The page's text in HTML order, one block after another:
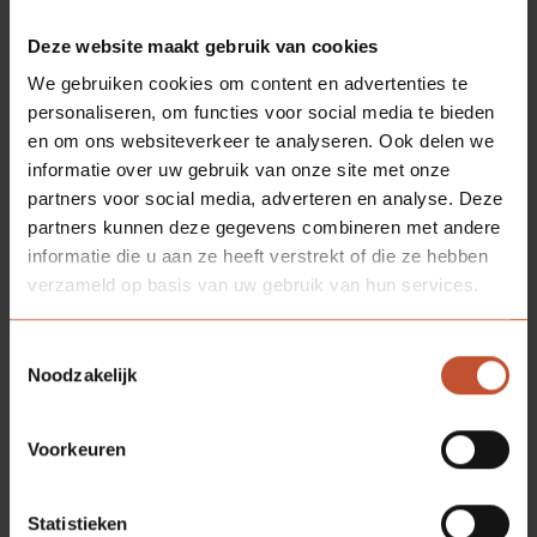
Deze website maakt gebruik van cookies
We gebruiken cookies om content en advertenties te
personaliseren, om functies voor social media te bieden
en om ons websiteverkeer te analyseren. Ook delen we
informatie over uw gebruik van onze site met onze
partners voor social media, adverteren en analyse. Deze
partners kunnen deze gegevens combineren met andere
informatie die u aan ze heeft verstrekt of die ze hebben
verzameld op basis van uw gebruik van hun services.
Noodzakelijk
Voorkeuren
Statistieken
gebruikers, maar ook fietsen en scooters doorheen
gaan. Door het toepassen van deuren voorzien van
High Pressure Laminate(HPL) in deze ruimtes, wordt
schade voorkomen en beperk je onderhoud tot een
minimum. Een bergingsdeur voorzien van HPL is
daarom een verstandige keuze. Waarom is een deur
voorzien HPL zo geschikt voor intensief gebruik? Het is
een hardkunststof laagje wat op de deur wordt
aangebracht, waardoor deze kras-en stootbestendig
wordt en dus langer meegaat. Een bergingsdeur
onderhoudsvriendelijke deur, wat wel zo fijn is voor